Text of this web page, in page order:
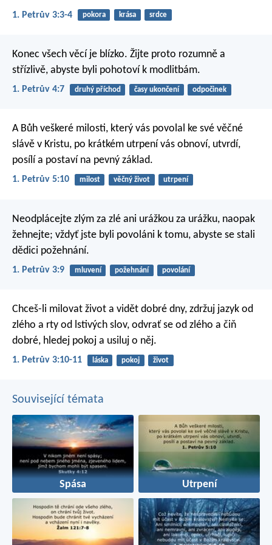
1. Petrův 3:3-4 pokora krása srdce
Konec všech věcí je blízko. Žijte proto rozumně a
střízlivě, abyste byli pohotoví k modlitbám.
1. Petrův 4:7 druhý příchod časy ukončení odpočinek
A Bůh veškeré milosti, který vás povolal ke své věčné
slávě v Kristu, po krátkém utrpení vás obnoví, utvrdí,
posílí a postaví na pevný základ.
1. Petrův 5:10 milost věčný život utrpení
Neodplácejte zlým za zlé ani urážkou za urážku, naopak
žehnejte; vždyť jste byli povoláni k tomu, abyste se stali
dědici požehnání.
1. Petrův 3:9 mluvení požehnání povolání
Chceš-li milovat život a vidět dobré dny, zdržuj jazyk od
zlého a rty od lstivých slov, odvrať se od zlého a čiň
dobré, hledej pokoj a usiluj o něj.
1. Petrův 3:10-11 láska pokoj život
Související témata
Spása Utrpení